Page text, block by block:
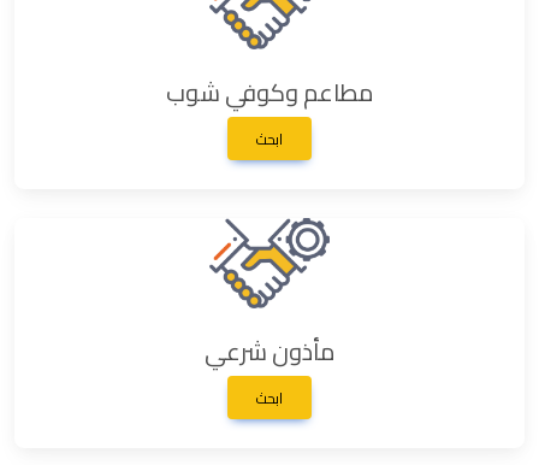
مطاعم وكوفي شوب
ابحث
مأذون شرعي
ابحث